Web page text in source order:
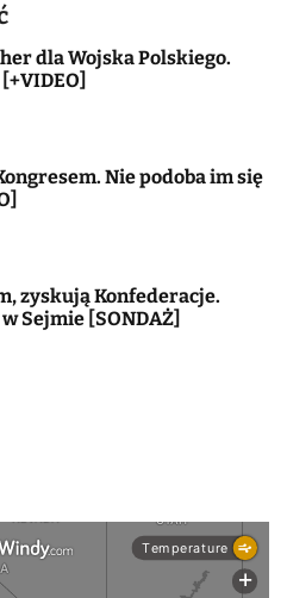
dla Wojska Polskiego.
Nie podoba im się
zyskują Konfederacje.
Sejmie [SONDAŻ]